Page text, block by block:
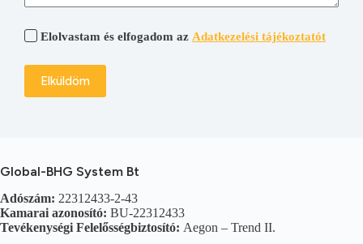
Elolvastam és elfogadom az Adatkezelési tájékoztatót
Elküldöm
r
n
a
t
Global-BHG System Bt
Adószám: 22312433-2-43
Kamarai azonosító: BU-22312433
Tevékenységi Felelősségbiztosító: Aegon – Trend II.